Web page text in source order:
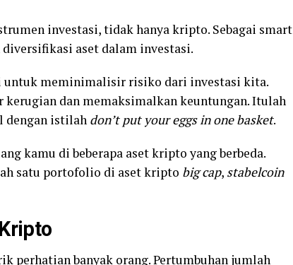
investasi, tidak hanya kripto. Sebagai smart
aset dalam investasi.
meminimalisir risiko dari investasi kita.
dan memaksimalkan keuntungan. Itulah
dengan istilah don’t put your eggs in one basket.
kamu di beberapa aset kripto yang berbeda.
satu portofolio di aset kripto big cap, stabelcoin
perhatian banyak orang. Pertumbuhan jumlah